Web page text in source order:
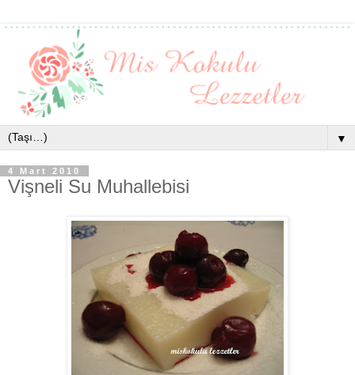
▼
4 Mart 2010
Vişneli Su Muhallebisi